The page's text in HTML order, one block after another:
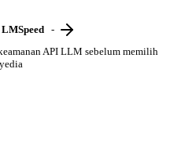
LMSpeed -
API LLM sebelum memilih